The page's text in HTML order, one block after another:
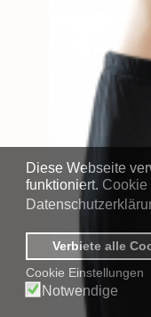
Diese Webseite
funktioniert. Cookie
Verbiete alle
Cookie Einstellungen
Notwendige